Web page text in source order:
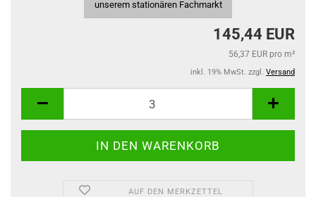
unserem stationären Fachmarkt
145,44 EUR
56,37 EUR pro m²
inkl. 19% MwSt. zzgl. Versand
AUF DEN MERKZETTEL